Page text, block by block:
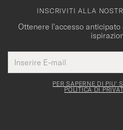
INSCRIVITI ALLA
Ottenere l'accesso
E-
mail
Grazie
per
PER SAPERNE DI PIU'
POLITICA DI